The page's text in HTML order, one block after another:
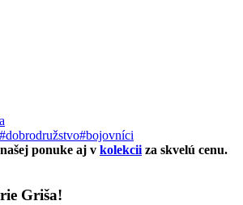
#dobrodružstvo#bojovníci
ponuke aj v kolekcii za skvelú cenu.
Griša!